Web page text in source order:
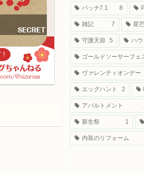
パッチ7.1 8
雑記 7 星
守護天節 5 ハ
ゴールドソーサーフェ
ヴァレンティオンデー
エッグハント 2
アパルトメント
新生祭 1
内装のリフォーム